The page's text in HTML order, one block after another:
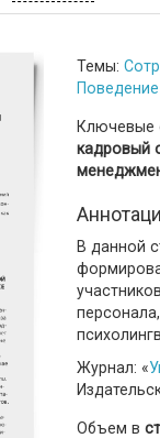
Темы:
Ключевые
кадровый
В данной
Журнал: «
Объем в